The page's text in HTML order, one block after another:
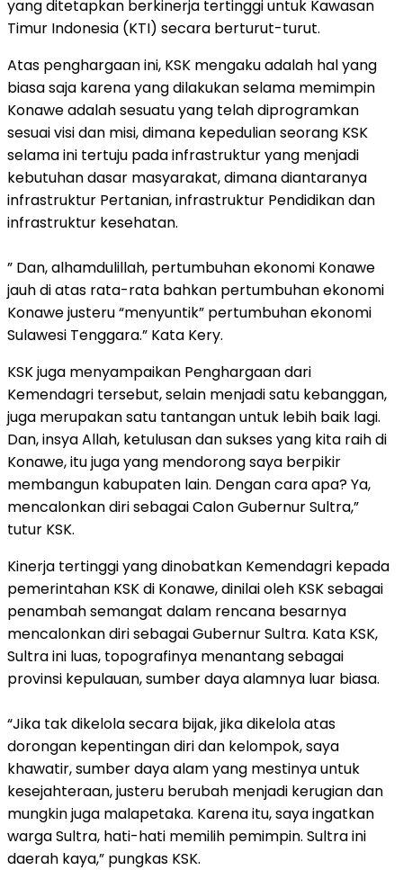
yang ditetapkan berkinerja tertinggi untuk Kawasan
Timur Indonesia (KTI) secara berturut-turut.
Atas penghargaan ini, KSK mengaku adalah hal yang
biasa saja karena yang dilakukan selama memimpin
Konawe adalah sesuatu yang telah diprogramkan
sesuai visi dan misi, dimana kepedulian seorang KSK
selama ini tertuju pada infrastruktur yang menjadi
kebutuhan dasar masyarakat, dimana diantaranya
infrastruktur Pertanian, infrastruktur Pendidikan dan
infrastruktur kesehatan.
” Dan, alhamdulillah, pertumbuhan ekonomi Konawe
jauh di atas rata-rata bahkan pertumbuhan ekonomi
Konawe justeru “menyuntik” pertumbuhan ekonomi
Sulawesi Tenggara.” Kata Kery.
KSK juga menyampaikan Penghargaan dari
Kemendagri tersebut, selain menjadi satu kebanggan,
juga merupakan satu tantangan untuk lebih baik lagi.
Dan, insya Allah, ketulusan dan sukses yang kita raih di
Konawe, itu juga yang mendorong saya berpikir
membangun kabupaten lain. Dengan cara apa? Ya,
mencalonkan diri sebagai Calon Gubernur Sultra,”
tutur KSK.
Kinerja tertinggi yang dinobatkan Kemendagri kepada
pemerintahan KSK di Konawe, dinilai oleh KSK sebagai
penambah semangat dalam rencana besarnya
mencalonkan diri sebagai Gubernur Sultra. Kata KSK,
Sultra ini luas, topografinya menantang sebagai
provinsi kepulauan, sumber daya alamnya luar biasa.
“Jika tak dikelola secara bijak, jika dikelola atas
dorongan kepentingan diri dan kelompok, saya
khawatir, sumber daya alam yang mestinya untuk
kesejahteraan, justeru berubah menjadi kerugian dan
mungkin juga malapetaka. Karena itu, saya ingatkan
warga Sultra, hati-hati memilih pemimpin. Sultra ini
daerah kaya,” pungkas KSK.